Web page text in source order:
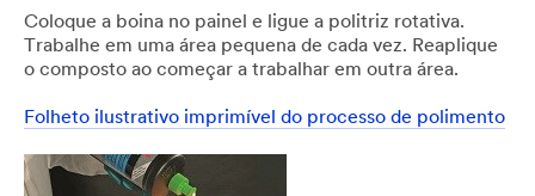
Coloque a boina no painel e ligue a politriz rotativa.
Trabalhe em uma área pequena de cada vez. Reaplique
o composto ao começar a trabalhar em outra área.
Folheto ilustrativo imprimível do processo de polimento